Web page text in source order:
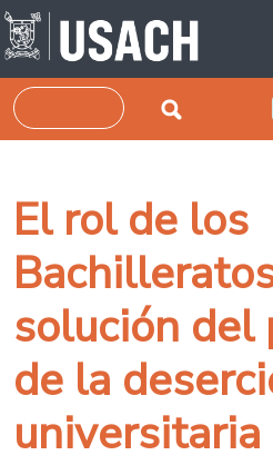
Skip to main content
Search
El rol de los
solución del
de la
universitaria